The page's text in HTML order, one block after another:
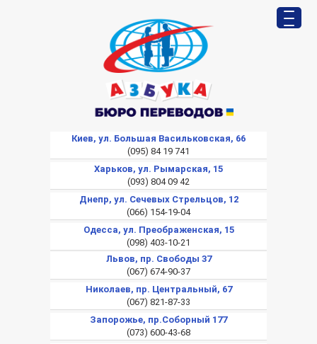
Киев, ул. Большая Васильковская, 66
(095) 84 19 741
Харьков, ул. Рымарская, 15
(093) 804 09 42
Днепр, ул. Сечевых Стрельцов, 12
(066) 154-19-04
Одесса, ул. Преображенская, 15
(098) 403-10-21
Львов, пр. Свободы 37
(067) 674-90-37
Николаев, пр. Центральный, 67
(067) 821-87-33
Запорожье, пр.Соборный 177
(073) 600-43-68